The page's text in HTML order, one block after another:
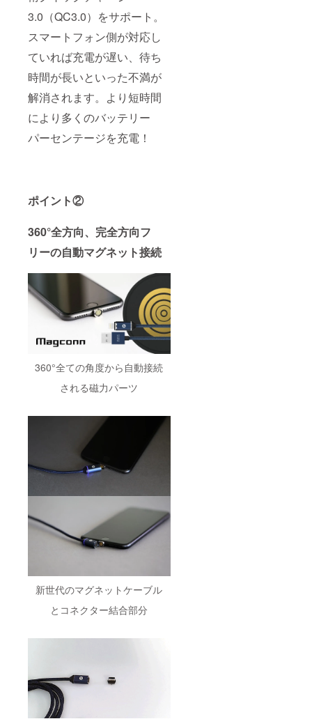
3.0（QC3.0）をサポート。
スマートフォン側が対応し
ていれば充電が遅い、待ち
時間が長いといった不満が
解消されます。より短時間
により多くのバッテリー
パーセンテージを充電！
ポイント②
360°全方向、完全方向フ
リーの自動マグネット接続
360°全ての角度から自動接続
される磁力パーツ
新世代のマグネットケーブル
とコネクター結合部分